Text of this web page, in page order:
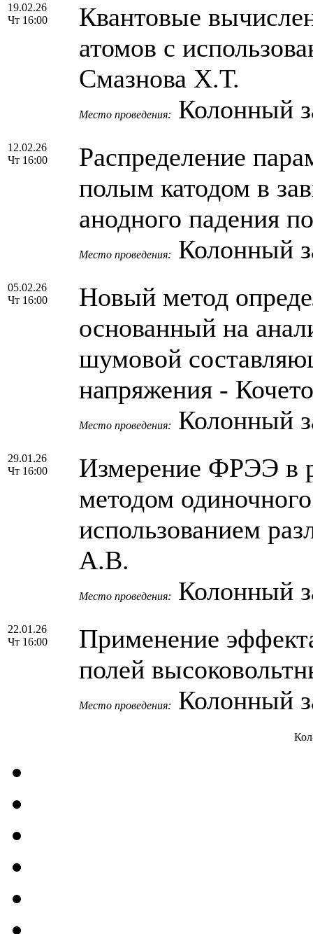
19.02.26
Чт 16:00
Квантовые
атомов с
Смазнова Х.Т.
Место проведения: Колонный
12.02.26
Чт 16:00
Распределение
полым катодом в
анодного падения
Место проведения: Колонный
05.02.26
Чт 16:00
Новый метод
основанный на
шумовой
напряжения -
Место проведения: Колонный
29.01.26
Чт 16:00
Измерение ФРЭЭ в
методом
использованием
А.В.
Место проведения: Колонный
22.01.26
Чт 16:00
Применение
полей
Место проведения: Колонный